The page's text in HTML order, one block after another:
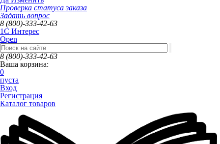
Проверка статуса заказа
Задать вопрос
8 (800)-333-42-63
1C Интерес
Open
8 (800)-333-42-63
Ваша корзина:
0
пуста
Вход
Регистрация
Каталог товаров